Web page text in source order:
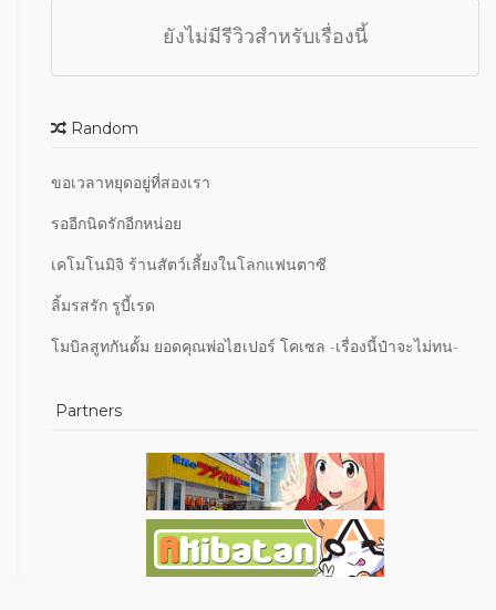
ยังไม่มีรีวิวสำหรับเรื่องนี้
Random
ขอเวลาหยุดอยู่ที่สองเรา
รออีกนิดรักอีกหน่อย
เคโมโนมิจิ ร้านสัตว์เลี้ยงในโลกแฟนตาซี
ลิ้มรสรัก รูบี้เรด
โมบิลสูทกันดั้ม ยอดคุณพ่อไฮเปอร์ โคเซล -เรื่องนี้ป๋าจะไม่ทน-
Partners